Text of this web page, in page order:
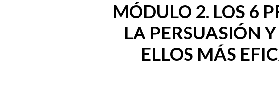
MÓDULO 2. LOS 6
LA PERSUASIÓN
ELLOS MÁS